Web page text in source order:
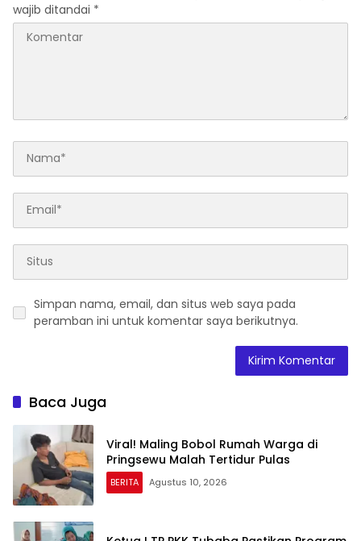
wajib ditandai *
Simpan nama, email, dan situs web saya pada
peramban ini untuk komentar saya berikutnya.
Baca Juga
Viral! Maling Bobol Rumah Warga di
Pringsewu Malah Tertidur Pulas
BERITA Agustus 10, 2026